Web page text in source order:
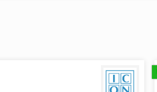
Приложить плинтус к стене,